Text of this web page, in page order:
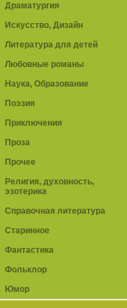
Драматургия
Искусство, Дизайн
Литература для детей
Любовные романы
Наука, Образование
Поэзия
Приключения
Проза
Прочее
Религия, духовность,
эзотерика
Справочная литература
Старинное
Фантастика
Фольклор
Юмор